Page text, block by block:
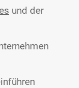
und der